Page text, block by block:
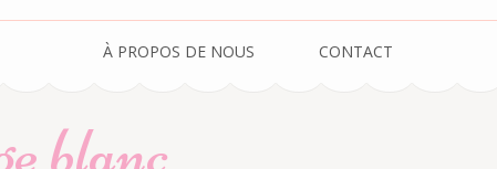
À PROPOS DE NOUS CONTACT
blanc